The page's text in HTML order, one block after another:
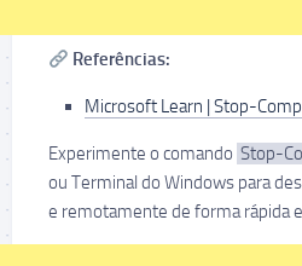
Referências:
Microsoft Learn | Stop-
Experimente o comando Stop-
ou Terminal do Windows para
e remotamente de forma rápida